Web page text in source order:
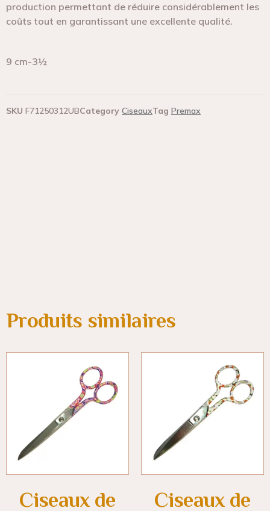
production permettant de réduire considérablement les
coûts tout en garantissant une excellente qualité.
9 cm-3½
SKU F71250312UBCategory CiseauxTag Premax
Produits similaires
Ciseaux de
Ciseaux de